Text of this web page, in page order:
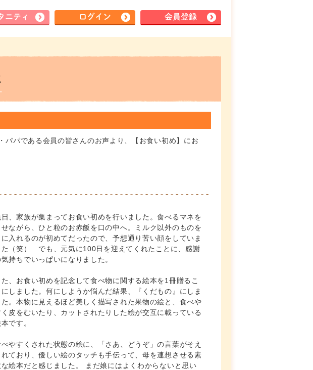
ニティ ログイン 会員登録
パである会員の皆さんのお声より、【お食い初め】にお
日、家族が集まってお食い初めを行いました。食べるマネを
せながら、ひと粒のお赤飯を口の中へ。ミルク以外のものを
に入れるのが初めてだったので、予想通り苦い顔をしていま
た（笑） でも、元気に100日を迎えてくれたことに、感謝
持ちでいっぱいになりました。
た、お食い初めを記念して食べ物に関する絵本を1冊贈るこ
にしました。何にしようか悩んだ結果、『くだもの』にしま
た。本物に見えるほど美しく描写された果物の絵と、食べや
く皮をむいたり、カットされたりした絵が交互に載っている
です。
やすくされた状態の絵に、「さあ、どうぞ」の言葉がそえ
れており、優しい絵のタッチも手伝って、母を連想させる素
な絵本だと感じました。 まだ娘にはよくわからないと思い